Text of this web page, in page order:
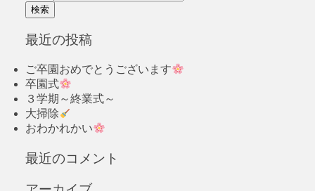
最近の投稿
ご卒園おめでとうございます
卒園式
３学期～終業式～
大掃除
おわかれかい
最近のコメント